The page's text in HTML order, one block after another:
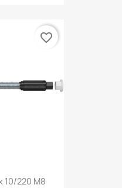
10/220 M8
favorite_border